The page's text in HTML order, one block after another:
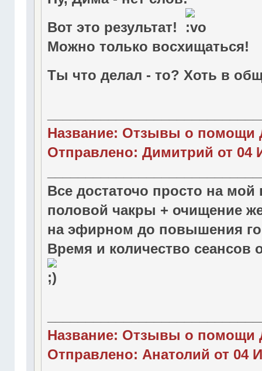
Вот это результат!
Можно только восхищаться!
Ты что делал - то? Хоть в
Название: Отзывы о помощи
Отправлено: Димитрий от 04
Все достаточо просто на
половой чакры + очищение
на эфирном до повышения
Время и количество сеансов
Название: Отзывы о помощи
Отправлено: Анатолий от 04